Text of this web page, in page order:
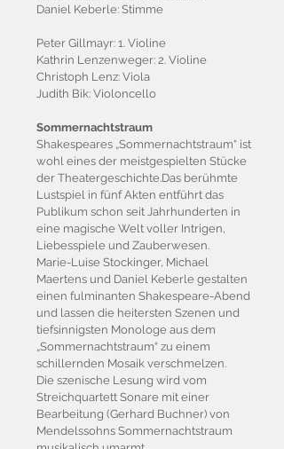
Daniel Keberle: Stimme
Peter Gillmayr: 1. Violine
Kathrin Lenzenweger: 2. Violine
Christoph Lenz: Viola
Judith Bik: Violoncello
Sommernachtstraum
Shakespeares „Sommernachtstraum“ ist
wohl eines der meistgespielten Stücke
der Theatergeschichte.Das berühmte
Lustspiel in fünf Akten entführt das
Publikum schon seit Jahrhunderten in
eine magische Welt voller Intrigen,
Liebesspiele und Zauberwesen.
Marie-Luise Stockinger, Michael
Maertens und Daniel Keberle gestalten
einen fulminanten Shakespeare-Abend
und lassen die heitersten Szenen und
tiefsinnigsten Monologe aus dem
„Sommernachtstraum“ zu einem
schillernden Mosaik verschmelzen.
Die szenische Lesung wird vom
Streichquartett Sonare mit einer
Bearbeitung (Gerhard Buchner) von
Mendelssohns Sommernachtstraum